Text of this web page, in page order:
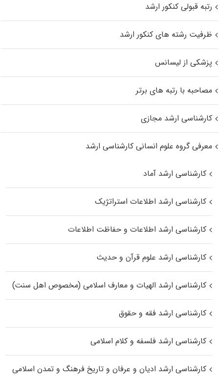
رتبه قبولی کنکور ارشد
ظرفیت رشته های کنکور ارشد
پزشکی از لیسانس
مصاحبه با رتبه های برتر
کارشناسی ارشد مجازی
معرفی گروه علوم انسانی کارشناسی ارشد
کارشناسی ارشد آماد
کارشناسی ارشد اطلاعات استراتژیک
کارشناسی ارشد اطلاعات و حفاظت اطلاعات
کارشناسی ارشد علوم قرآن و حدیث
کارشناسی ارشد الهیات و معارف اسلامی (مخصوص اهل سنت)
کارشناسی ارشد فقه و حقوق
کارشناسی ارشد فلسفه و کلام اسلامی
کارشناسی ارشد ادیان و عرفان و تاریخ فرهنگ و تمدن اسلامی